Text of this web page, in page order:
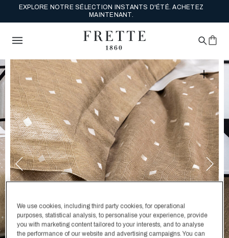
PROFITEZ DE LA LIVRAISON GRATUITE SUR VOS COMMANDES À
PRIX PLEIN. ACHETEZ.
We use cookies, including third party cookies, for operational
purposes, statistical analysis, to personalise your experience, provide
you with marketing content tailored to your interests, and to analyse
the performance of our website and advertising campaigns. You can